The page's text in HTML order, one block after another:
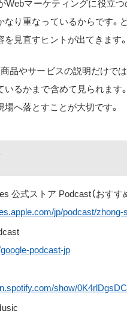
Webマーケティングに役立
なり重なっているからです。
を見直すヒントが出てきます。
品やサービスの説明だけで
いるかまで含めて見られます
へ落とすことが大切です。
公式ストア Podcast（おすす
jp/podcast/
podcast-jp
show/